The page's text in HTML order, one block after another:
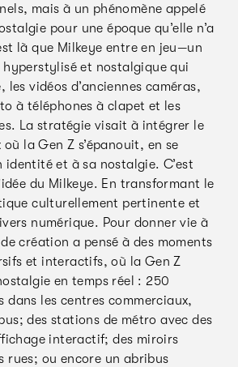
mais à un phénomène appelé
pour une époque qu’elle n’a
là que Milkeye entre en jeu—un
et nostalgique qui
les vidéos d’anciennes caméras,
à téléphones à clapet et les
La stratégie visait à intégrer le
la Gen Z s’épanouit, en se
et à sa nostalgie. C’est
du Milkeye. En transformant le
culturellement pertinente et
numérique. Pour donner vie à
création a pensé à des moments
et interactifs, où la Gen Z
en temps réel : 250
dans les centres commerciaux,
des stations de métro avec des
interactif; des miroirs
rues; ou encore un abribus